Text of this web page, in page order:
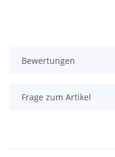
Bewertungen
Frage zum Artikel